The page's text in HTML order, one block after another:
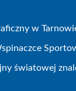
w
światowej